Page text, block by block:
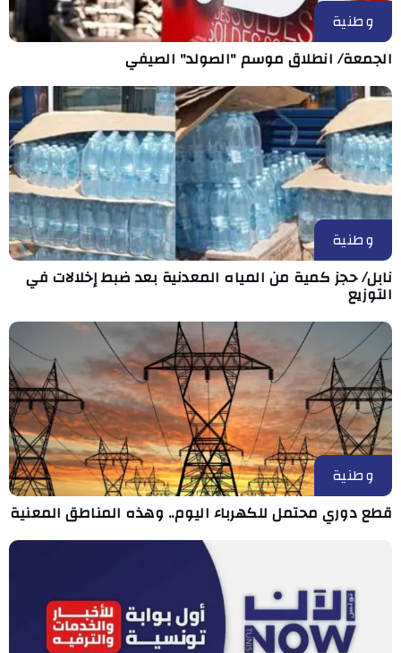
وطنية
الجمعة/ انطلاق موسم "الصولد" الصيفي
وطنية
نابل/ حجز كمية من المياه المعدنية بعد ضبط إخلالات في
التوزيع
وطنية
قطع دوري محتمل للكهرباء اليوم.. وهذه المناطق المعنية